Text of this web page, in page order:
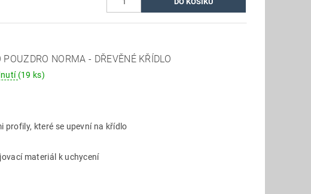
NORMA - DŘEVĚNÉ KŘÍDLO
(19 ks)
profily, které se upevní na křídlo
materiál k uchycení